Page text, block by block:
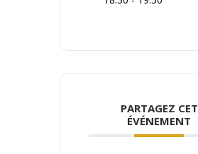
PARTAGEZ CET
ÉVÉNEMENT